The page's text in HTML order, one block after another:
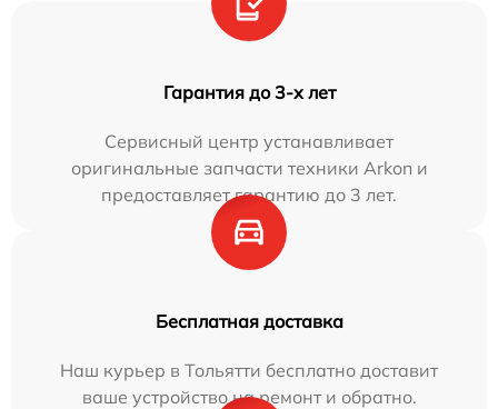
Гарантия до 3-х лет
Сервисный центр устанавливает
оригинальные запчасти техники Arkon и
предоставляет гарантию до 3 лет.
Бесплатная доставка
Наш курьер в Тольятти бесплатно доставит
ваше устройство на ремонт и обратно.